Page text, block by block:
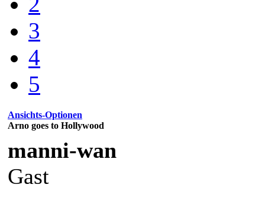
3
4
5
Ansichts-Optionen
Arno goes to Hollywood
manni-wan
Gast